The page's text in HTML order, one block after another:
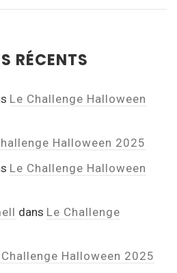
RÉCENTS
Le Challenge Halloween
Halloween 2025
Le Challenge Halloween
dans Le Challenge
Halloween 2025